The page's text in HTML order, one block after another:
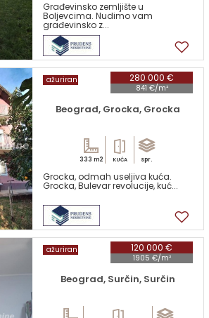
Građevinsko zemljište u
Boljevcima. Nudimo vam
građevinsko z...
280 000 €
841 €/m²
ažuriran
Beograd, Grocka, Grocka
333 m2 KUĆA spr.
Grocka, odmah useljiva kuća.
Grocka, Bulevar revolucije, kuć...
120 000 €
1905 €/m²
ažuriran
Beograd, Surčin, Surčin